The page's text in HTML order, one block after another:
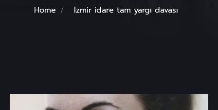
Home İzmir idare tam yargı davası